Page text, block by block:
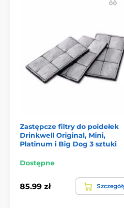
Zastępcze filtry do poidełek
Drinkwell Original, Mini,
Platinum i Big Dog 3 sztuki
Dostępne
85.99 zł